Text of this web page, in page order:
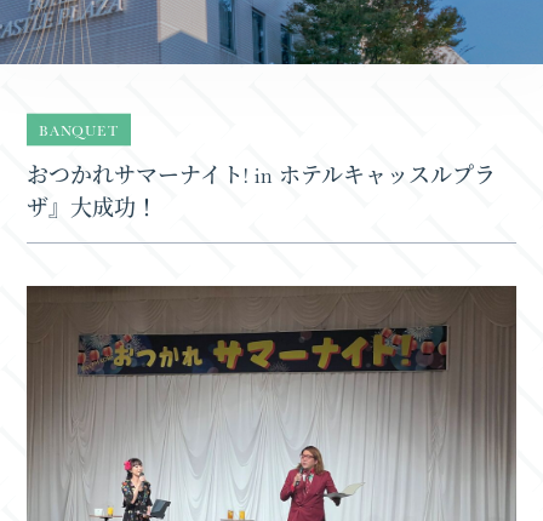
BANQUET
おつかれサマーナイト! in ホテルキャッスルプラ
ザ』大成功！